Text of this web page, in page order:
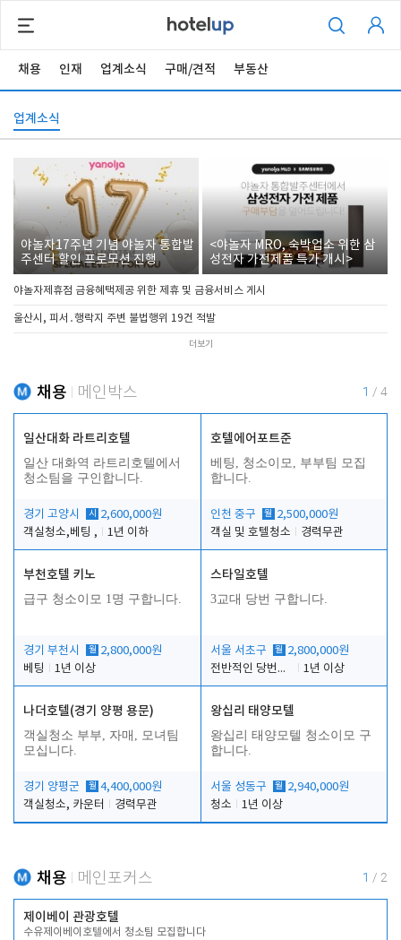
채용 인재 업계소식 구매/견적 부동산
업계소식
야놀자17주년 기념 야놀자 통합발
주센터 할인 프로모션 진행
<야놀자 MRO, 숙박업소 위한 삼
성전자 가전제품 특가 개시>
야놀자제휴점 금융혜택제공 위한 제휴 및 금융서비스 게시
울산시, 피서․행락지 주변 불법행위 19건 적발
더보기
채용 메인박스 1 / 4
일산대화 라트리호텔
일산 대화역 라트리호텔에서
청소팀을 구인합니다.
경기 고양시 시
2,600,000원
객실청소,베팅 ,
1년 이하
호텔에어포트준
베팅, 청소이모, 부부팀 모집
합니다.
인천 중구 월 2,500,000원
객실 및 호텔청소
경력무관
부천호텔 키노
급구 청소이모 1명 구합니다.
경기 부천시 월 2,800,000원
베팅
1년 이상
스타일호텔
3교대 당번 구합니다.
서울 서초구 월 2,800,000원
전반적인 당번업무
1년 이상
나더호텔(경기 양평 용문)
객실청소 부부, 자매, 모녀팀
모십니다.
경기 양평군 월 4,400,000원
객실청소, 카운터
경력무관
왕십리 태양모텔
왕십리 태양모텔 청소이모 구
합니다.
서울 성동구 월 2,940,000원
청소
1년 이상
채용 메인포커스 1 / 2
제이베이 관광호텔
수유제이베이호텔에서 청소팀 모집합니다